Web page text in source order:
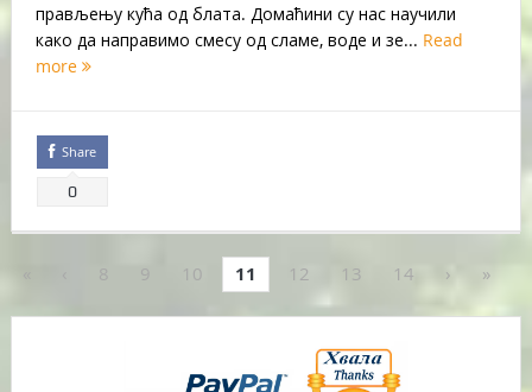
прављењу кућа од блата. Домаћини су нас научили
како да направимо смесу од сламе, воде и зе... Read
more
Share
0
8 9 10 11 12 13 14 › »